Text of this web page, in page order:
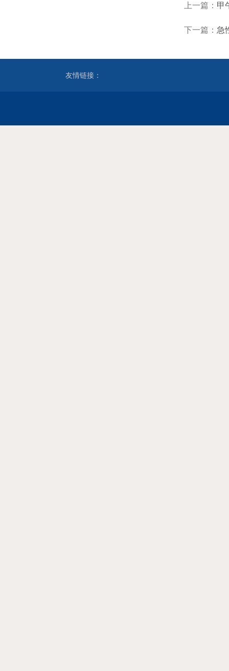
上一篇： 甲
下一篇： 急
友情链接：